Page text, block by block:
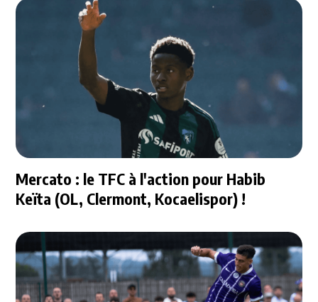
Mercato : le TFC à l'action pour Habib
Keïta (OL, Clermont, Kocaelispor) !